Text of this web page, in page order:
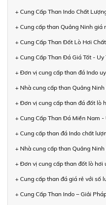
+ Cung Cấp Than Indo Chất
+ Cung cấp than Quảng Ninh giá
+ Cung Cấp Than Đốt Lò Hơi
+ Cung Cấp Than Đá Giá Tốt -
+ Đơn vị cung cấp than đá Indo
+ Nhà cung cấp than Quảng
+ Đơn vị cung cấp than đá đốt lò
+ Cung Cấp Than Đá Miền Nam -
+ Cung cấp than đá Indo chất
+ Nhà cung cấp than Quảng
+ Đơn vị cung cấp than đốt lò hơi
+ Cung cấp than đá giá rẻ với số
+ Cung Cấp Than Indo – Giải